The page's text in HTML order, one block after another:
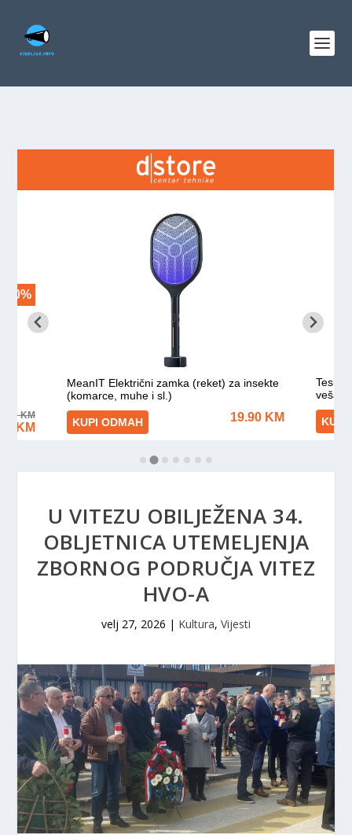
U VITEZU OBILJEŽENA 34.
OBLJETNICA UTEMELJENJA
ZBORNOG PODRUČJA VITEZ
HVO-A
velj 27, 2026 | Kultura, Vijesti